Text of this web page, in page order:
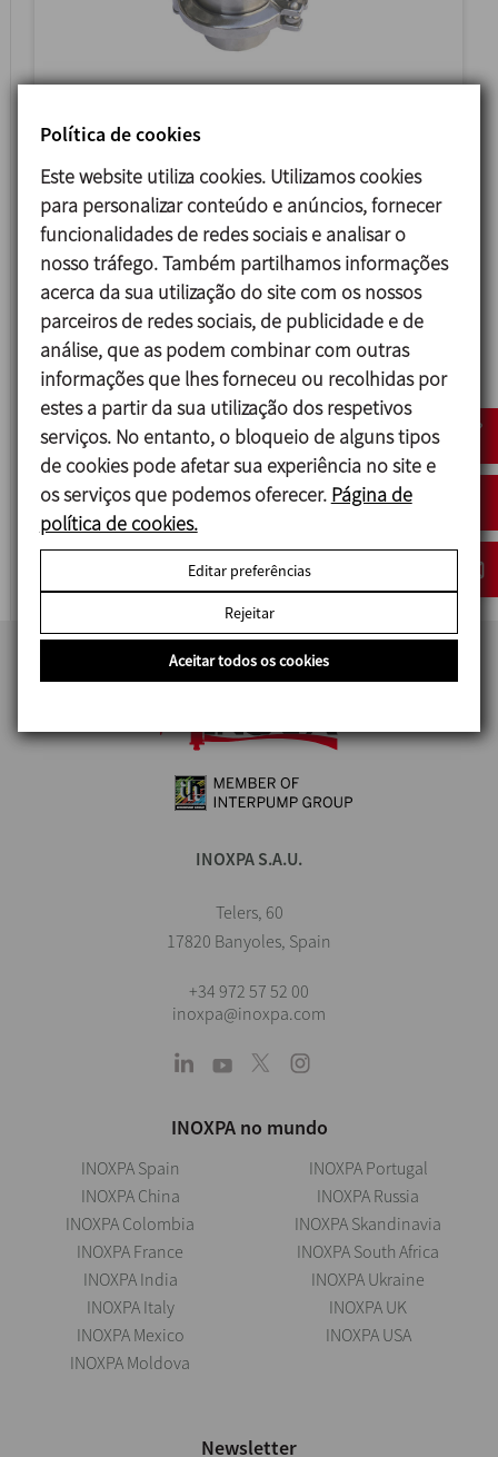
VISOR PLANO TIPO CLAMP
8050
VISOR PLANO DIN
INOXPA S.A.U.
Telers, 60
17820 Banyoles, Spain
+34 972 57 52 00
inoxpa@inoxpa.com
INOXPA no mundo
INOXPA Spain
INOXPA China
INOXPA Colombia
INOXPA France
INOXPA India
INOXPA Italy
INOXPA Mexico
INOXPA Moldova
INOXPA Portugal
INOXPA Russia
INOXPA Skandinavia
INOXPA South Africa
INOXPA Ukraine
INOXPA UK
INOXPA USA
Newsletter
Política de cookies
Este website utiliza cookies. Utilizamos cookies
para personalizar conteúdo e anúncios, fornecer
funcionalidades de redes sociais e analisar o
nosso tráfego. Também partilhamos informações
acerca da sua utilização do site com os nossos
parceiros de redes sociais, de publicidade e de
análise, que as podem combinar com outras
informações que lhes forneceu ou recolhidas por
estes a partir da sua utilização dos respetivos
serviços. No entanto, o bloqueio de alguns tipos
de cookies pode afetar sua experiência no site e
os serviços que podemos oferecer. Página de
política de cookies.
Editar preferências
Rejeitar
Aceitar todos os cookies